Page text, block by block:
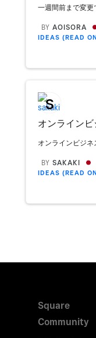
BY AOISORA
IDEAS (READ
S
オンライン
BY SAKAKI
IDEAS (READ
Square
Community